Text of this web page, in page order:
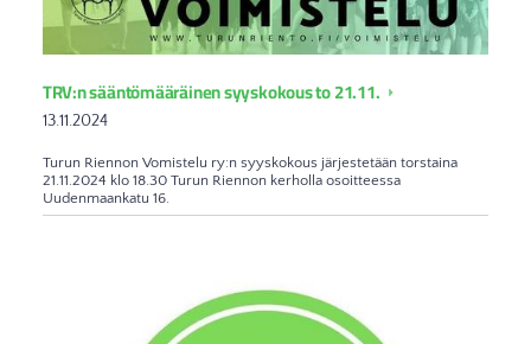
TRV:n sääntömääräinen syyskokous to 21.11.
13.11.2024
Turun Riennon Vomistelu ry:n syyskokous järjestetään torstaina
21.11.2024 klo 18.30 Turun Riennon kerholla osoitteessa
Uudenmaankatu 16.